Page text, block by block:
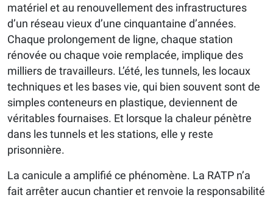
matériel et au renouvellement des infrastructures
d’un réseau vieux d’une cinquantaine d’années.
Chaque prolongement de ligne, chaque station
rénovée ou chaque voie remplacée, implique des
milliers de travailleurs. L’été, les tunnels, les locaux
techniques et les bases vie, qui bien souvent sont de
simples conteneurs en plastique, deviennent de
véritables fournaises. Et lorsque la chaleur pénètre
dans les tunnels et les stations, elle y reste
prisonnière.
La canicule a amplifié ce phénomène. La RATP n’a
fait arrêter aucun chantier et renvoie la responsabilité